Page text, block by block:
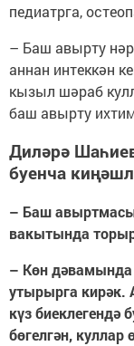
педиатрга,
– Баш авырту
аннан интеккән
кызыл шәраб
баш авырту
Диләрә
буенча
– Баш
вакытында
– Көн дәвамында
утырырга кирәк.
күз биеклегендә
бөгелгән, куллар